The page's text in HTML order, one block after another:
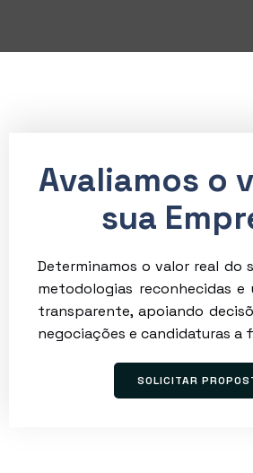
Avaliamos o
sua
Determinamos o valor real do
metodologias reconhecidas e
transparente, apoiando
negociações e candidaturas a
SOLICITAR